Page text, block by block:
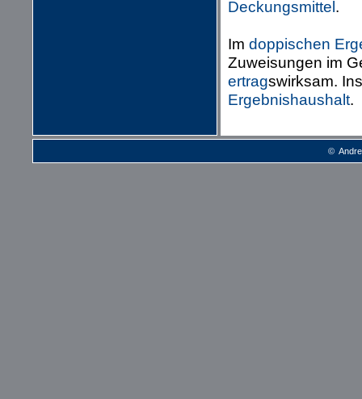
Deckungsmittel.
Im doppischen
Zuweisungen im
ertragswirksam.
Ergebnishaushalt.
©